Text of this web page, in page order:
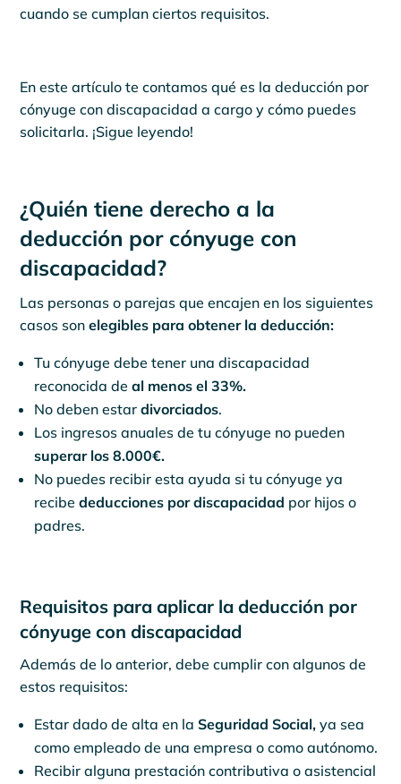
cuando se cumplan ciertos requisitos.
En este artículo te contamos qué es la deducción por
cónyuge con discapacidad a cargo y cómo puedes
solicitarla. ¡Sigue leyendo!
¿Quién tiene derecho a la
deducción por cónyuge con
discapacidad?
Las personas o parejas que encajen en los siguientes
casos sonelegibles para obtener la deducción:
Tu cónyuge debe tener una discapacidad
reconocida deal menos el 33%.
No deben estardivorciados.
Los ingresos anuales de tu cónyuge no pueden
superar los 8.000€.
No puedes recibir esta ayuda si tu cónyuge ya
recibe deducciones por discapacidad por hijos o
padres.
Requisitos para aplicar la deducción por
cónyuge con discapacidad
Además de lo anterior, debe cumplir con algunos de
estos requisitos:
Estar dado de alta en la Seguridad Social, ya sea
como empleado de una empresa o como autónomo.
Recibir alguna prestación contributiva o asistencial